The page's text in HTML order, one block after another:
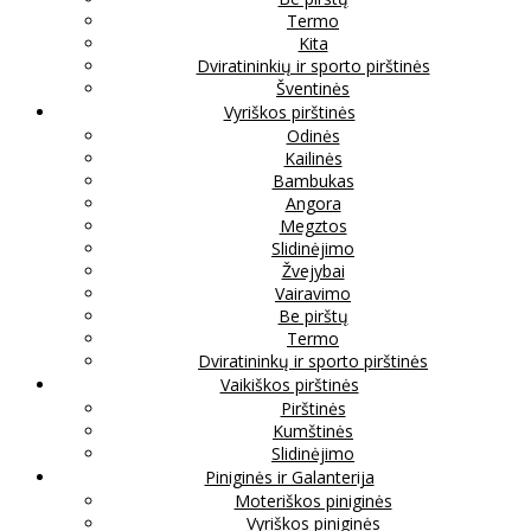
Termo
Kita
Dviratininkių ir sporto pirštinės
Šventinės
Vyriškos pirštinės
Odinės
Kailinės
Bambukas
Angora
Megztos
Slidinėjimo
Žvejybai
Vairavimo
Be pirštų
Termo
Dviratininkų ir sporto pirštinės
Vaikiškos pirštinės
Pirštinės
Kumštinės
Slidinėjimo
Piniginės ir Galanterija
Moteriškos piniginės
Vyriškos piniginės